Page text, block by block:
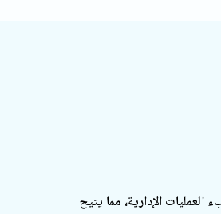
الإدارية، مما يتيح